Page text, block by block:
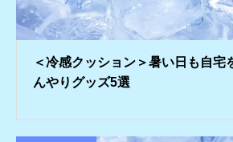
＜冷感クッション＞暑い日も自宅
んやりグッズ5選